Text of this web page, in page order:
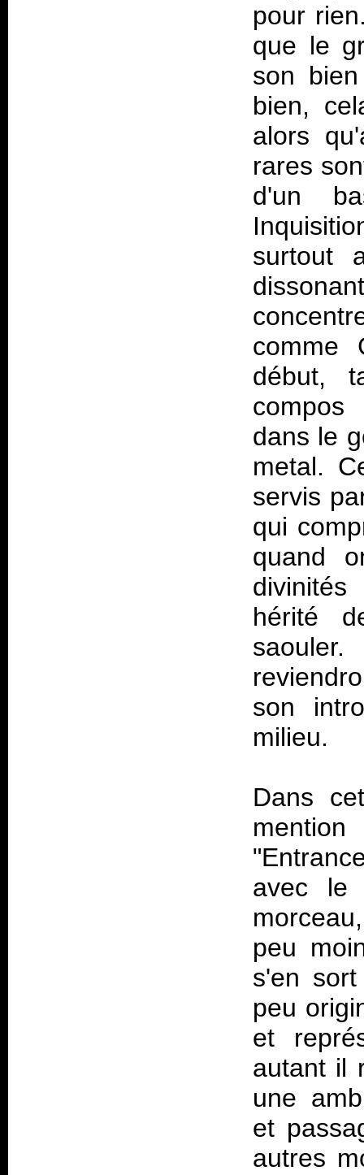
pour
que le
son
bien,
alors
rares
d'un
surtout
comme
début,
compos
dans le
metal.
servis
qui
quand
hérité
son
milieu.
Dans
avec le
peu
s'en
peu
et
autant il
une
et
autres